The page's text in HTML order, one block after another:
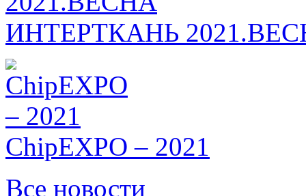
ИНТЕРТКАНЬ
ChipEXPO – 2021
Все новости